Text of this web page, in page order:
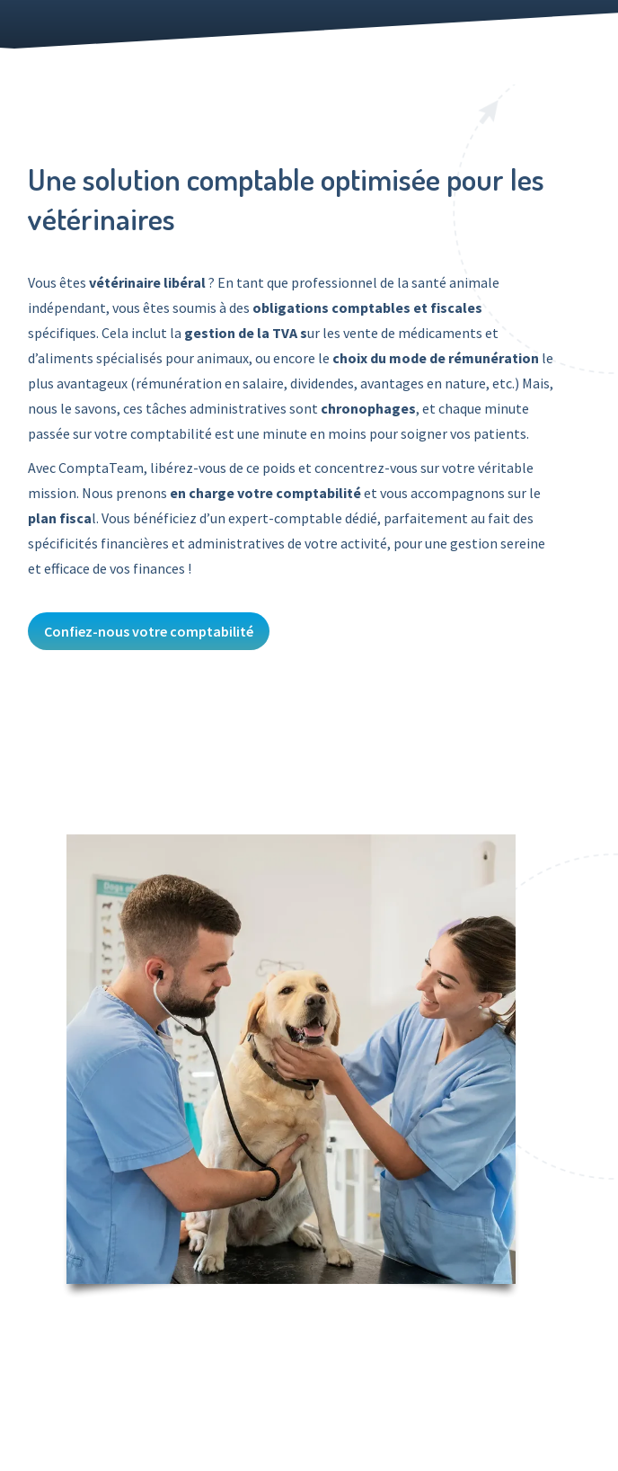
Une solution comptable optimisée pour les
vétérinaires
Vous êtes vétérinaire libéral? En tant que professionnel de la santé animale
indépendant, vous êtes soumis à des obligations comptables et fiscales
spécifiques. Cela inclut la gestion de la TVA sur les vente de médicaments et
d’aliments spécialisés pour animaux, ou encore le choix du mode de rémunération le
plus avantageux (rémunération en salaire, dividendes, avantages en nature, etc.) Mais,
nous le savons, ces tâches administratives sont chronophages, et chaque minute
passée sur votre comptabilité est une minute en moins pour soigner vos patients.
Avec ComptaTeam, libérez-vous de ce poids et concentrez-vous sur votre véritable
mission. Nous prenons en charge votre comptabilitéet vous accompagnons sur le
plan fiscal. Vous bénéficiez d’un expert-comptable dédié, parfaitement au fait des
spécificités financières et administratives de votre activité, pour une gestion sereine
et efficace de vos finances !
Confiez-nous votre comptabilité